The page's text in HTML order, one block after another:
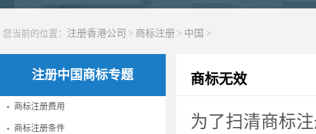
您当前的位置： 注册香港公司 > 商标注册 > 中国 >
注册中国商标专题
商标注册费用
商标注册条件
商标无效
为了扫清商标